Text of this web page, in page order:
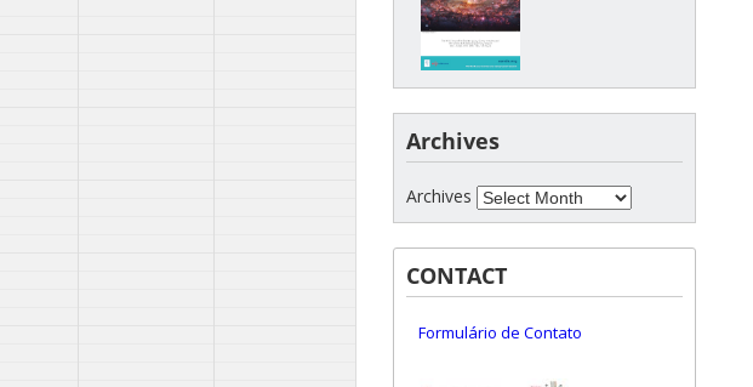
Archives
Archives
CONTACT
Formulário de Contato